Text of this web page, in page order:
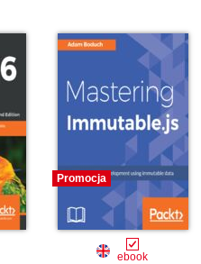
Promocja
ebook